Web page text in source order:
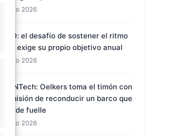
7 Ago 2026
BYD: el desafío de sostener el ritmo
que exige su propio objetivo anual
7 Ago 2026
BioNTech: Oelkers toma el timón con
la misión de reconducir un barco que
pierde fuelle
7 Ago 2026